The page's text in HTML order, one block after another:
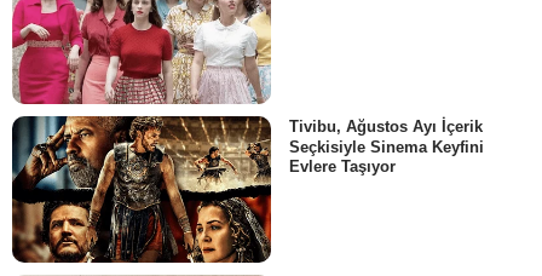
Tivibu, Ağustos Ayı İçerik
Seçkisiyle Sinema Keyfini
Evlere Taşıyor